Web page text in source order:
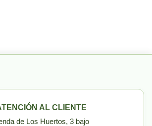
AL CLIENTE
de Los Huertos, 3 bajo